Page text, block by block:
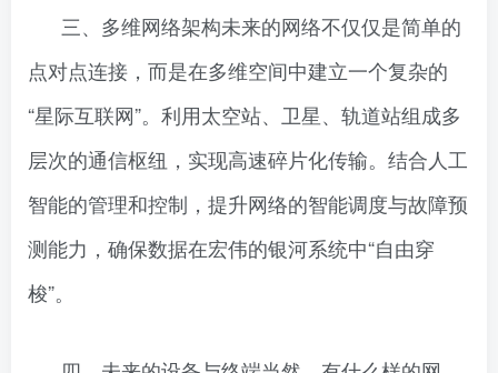
三、多维网络架构未来的网络不仅仅是简单的
点对点连接，而是在多维空间中建立一个复杂的
“星际互联网”。利用太空站、卫星、轨道站组成多
层次的通信枢纽，实现高速碎片化传输。结合人工
智能的管理和控制，提升网络的智能调度与故障预
测能力，确保数据在宏伟的银河系统中“自由穿
梭”。